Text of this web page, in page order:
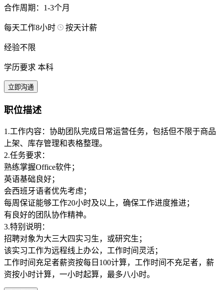
合作周期：1-3个月
每天工作8小时 按天计薪
经验不限
学历要求 本科
立即沟通
职位描述
1.工作内容：协助团队完成日常运营任务，包括但不限于商品
上架、库存管理和表格整理。
2.任务要求：
熟练掌握Office软件；
英语基础良好；
会西班牙语者优先考虑；
每周保证能够工作20小时及以上，确保工作进度推进；
有良好的团队协作精神。
3.特别说明：
招聘对象为大三大四实习生，或研究生；
该实习工作为远程线上办公，工作时间灵活；
工作时间充足者薪资按每日100计算，工作时间不充足者，薪
资按小时计算，一小时起算，最多八小时。